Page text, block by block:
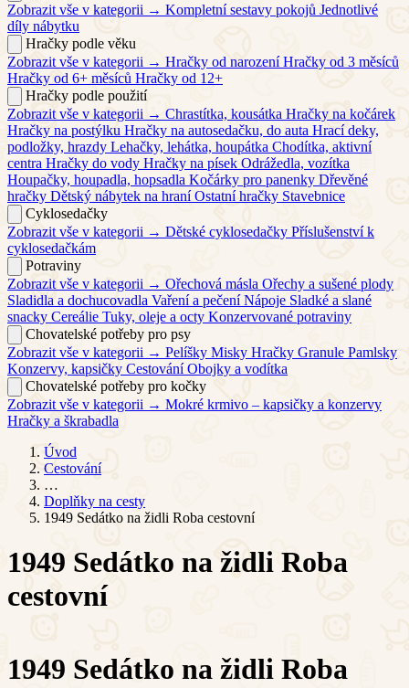
Zobrazit vše v kategorii → Kompletní sestavy pokojů Jednotlivé
díly nábytku
Hračky podle věku
Zobrazit vše v kategorii → Hračky od narození Hračky od 3 měsíců
Hračky od 6+ měsíců Hračky od 12+
Hračky podle použití
Zobrazit vše v kategorii → Chrastítka, kousátka Hračky na kočárek
Hračky na postýlku Hračky na autosedačku, do auta Hrací deky,
podložky, hrazdy Lehačky, lehátka, houpátka Chodítka, aktivní
centra Hračky do vody Hračky na písek Odrážedla, vozítka
Houpačky, houpadla, hopsadla Kočárky pro panenky Dřevěné
hračky Dětský nábytek na hraní Ostatní hračky Stavebnice
Cyklosedačky
Zobrazit vše v kategorii → Dětské cyklosedačky Příslušenství k
cyklosedačkám
Potraviny
Zobrazit vše v kategorii → Ořechová másla Ořechy a sušené plody
Sladidla a dochucovadla Vaření a pečení Nápoje Sladké a slané
snacky Cereálie Tuky, oleje a octy Konzervované potraviny
Chovatelské potřeby pro psy
Zobrazit vše v kategorii → Pelíšky Misky Hračky Granule Pamlsky
Konzervy, kapsičky Cestování Obojky a vodítka
Chovatelské potřeby pro kočky
Zobrazit vše v kategorii → Mokré krmivo – kapsičky a konzervy
Hračky a škrabadla
Úvod
Cestování
…
Doplňky na cesty
1949 Sedátko na židli Roba cestovní
1949 Sedátko na židli Roba
cestovní
1949 Sedátko na židli Roba